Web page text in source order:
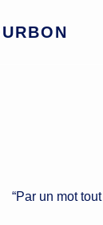
“Par un mot